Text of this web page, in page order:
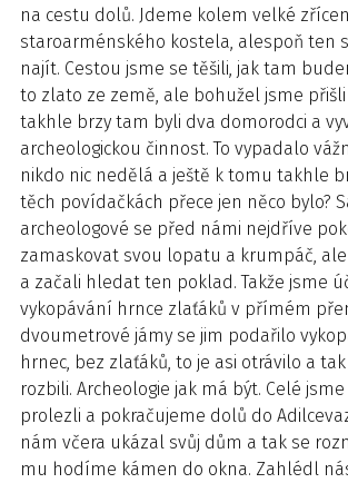
na cestu dolů. Jdeme kolem velké
staroarménského kostela, alespoň ten
najít. Cestou jsme se těšili, jak tam
to zlato ze země, ale bohužel jsme přišli
takhle brzy tam byli dva domorodci a
archeologickou činnost. To vypadalo
nikdo nic nedělá a ještě k tomu takhle
těch povídačkách přece jen něco bylo?
archeologové se před námi nejdříve
zamaskovat svou lopatu a krumpáč,
a začali hledat ten poklad. Takže jsme
vykopávání hrnce zlaťáků v přímém
dvoumetrové jámy se jim podařilo
hrnec, bez zlaťáků, to je asi otrávilo a
rozbili. Archeologie jak má být. Celé
prolezli a pokračujeme dolů do
nám včera ukázal svůj dům a tak se
mu hodíme kámen do okna. Zahlédl